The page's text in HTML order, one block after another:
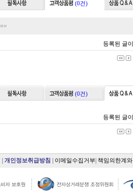
(0건)
등록된 글
(0건)
등록된 글
개인정보취급방침 이메일수집거부 책임의한계